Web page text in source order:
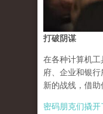
打破阴谋
在各种计算机
府、企业和银
新的战线，借助
密码朋克们撬